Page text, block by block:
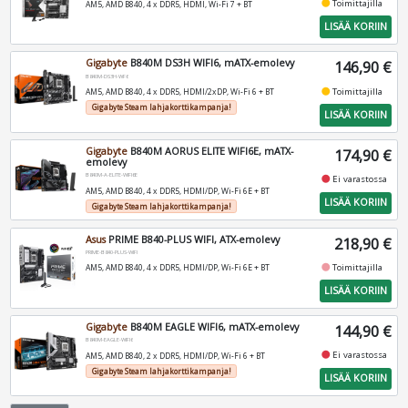
AM5, AMD B840, 4 x DDR5, HDMI, Wi-Fi 7 + BT fiber_manual_recordToimittajilla
LISÄÄ KORIIN
Gigabyte B840M DS3H WIFI6, mATX-emolevy
B840M-DS3H-WF6
AM5, AMD B840, 4 x DDR5, HDMI/2xDP, Wi-Fi 6 + BT
Gigabyte Steam lahjakorttikampanja!
146,90 €
fiber_manual_recordToimittajilla
LISÄÄ KORIIN
Gigabyte B840M AORUS ELITE WIFI6E, mATX-
emolevy
B840M-A-ELITE-WIFI6E
AM5, AMD B840, 4 x DDR5, HDMI/DP, Wi-Fi 6E + BT
Gigabyte Steam lahjakorttikampanja!
174,90 €
fiber_manual_record Ei varastossa
LISÄÄ KORIIN
AsusPRIME B840-PLUS WIFI, ATX-emolevy
PRIME-B840-PLUS-WIFI
AM5, AMD B840, 4 x DDR5, HDMI/DP, Wi-Fi 6E + BT
218,90 €
fiber_manual_recordToimittajilla
LISÄÄ KORIIN
Gigabyte B840M EAGLE WIFI6, mATX-emolevy
B840M-EAGLE-WIFI6
AM5, AMD B840, 2 x DDR5, HDMI/DP, Wi-Fi 6 + BT
Gigabyte Steam lahjakorttikampanja!
144,90 €
fiber_manual_record Ei varastossa
LISÄÄ KORIIN